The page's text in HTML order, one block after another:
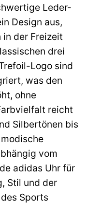
Leder-
Design aus,
in der Freizeit
drei
Logo sind
was den
ohne
reicht
Silbertönen bis
vom
adidas Uhr für
Stil und der
Sports